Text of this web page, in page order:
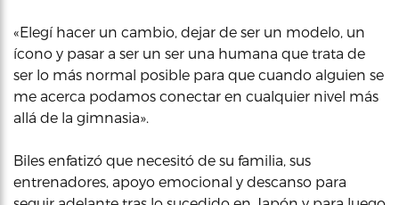
«Elegí hacer un cambio, dejar de ser un modelo, un
ícono y pasar a ser un ser una humana que trata de
ser lo más normal posible para que cuando alguien se
me acerca podamos conectar en cualquier nivel más
allá de la gimnasia».
Biles enfatizó que necesitó de su familia, sus
entrenadores, apoyo emocional y descanso para